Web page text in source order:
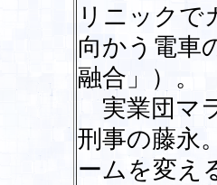
リニックで
向かう電車
融合」）。
実業団マ
刑事の藤永
ームを変え